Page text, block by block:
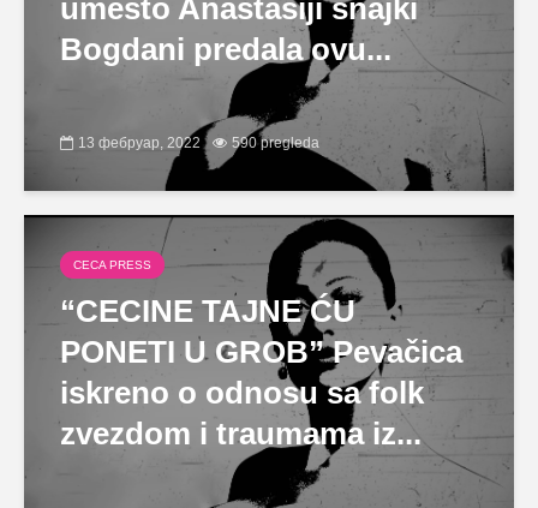
umesto Anastasiji snajki
Bogdani predala ovu...
13 фебруар, 2022 590 pregleda
CECA PRESS
“CECINE TAJNE ĆU
PONETI U GROB” Pevačica
iskreno o odnosu sa folk
zvezdom i traumama iz...